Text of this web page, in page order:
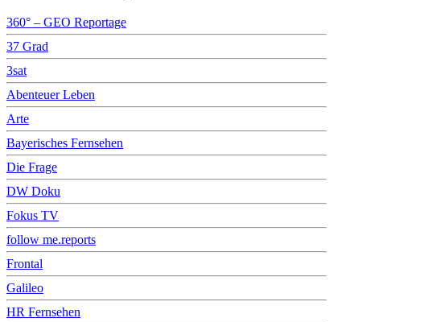
360° – GEO Reportage
37 Grad
3sat
Abenteuer Leben
Arte
Bayerisches Fernsehen
Die Frage
DW Doku
Fokus TV
follow me.reports
Frontal
Galileo
HR Fernsehen